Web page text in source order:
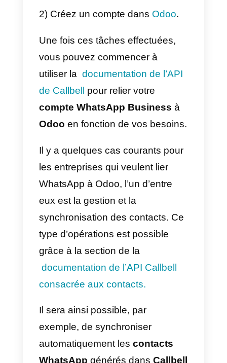
des rapports de performance
détaillés. En bref, Callbell est une
solution efficace pour améliorer le
service client via WhatsApp et
d’autres plateformes.
Comment intégrer
WhatsApp à Odoo –
Méthode principale